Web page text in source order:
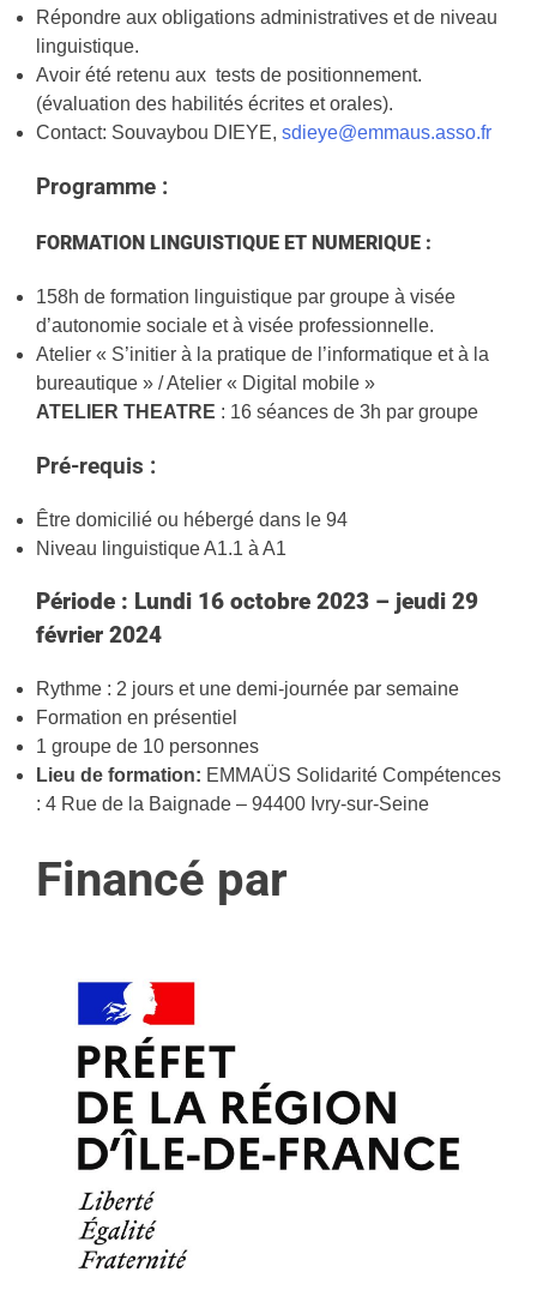
Répondre aux obligations administratives et de niveau
linguistique.
Avoir été retenu aux tests de positionnement.
(évaluation des habilités écrites et orales).
Contact: Souvaybou DIEYE, sdieye@emmaus.asso.fr
Programme :
FORMATION LINGUISTIQUE ET NUMERIQUE :
158h de formation linguistique par groupe à visée
d’autonomie sociale et à visée professionnelle.
Atelier « S’initier à la pratique de l’informatique et à la
bureautique » / Atelier « Digital mobile »
ATELIER THEATRE : 16 séances de 3h par groupe
Pré-requis :
Être domicilié ou hébergé dans le 94
Niveau linguistique A1.1 à A1
Période : Lundi 16 octobre 2023 – jeudi 29
février 2024
Rythme : 2 jours et une demi-journée par semaine
Formation en présentiel
1 groupe de 10 personnes
Lieu de formation: EMMAÜS Solidarité Compétences
: 4 Rue de la Baignade – 94400 Ivry-sur-Seine
Financé par